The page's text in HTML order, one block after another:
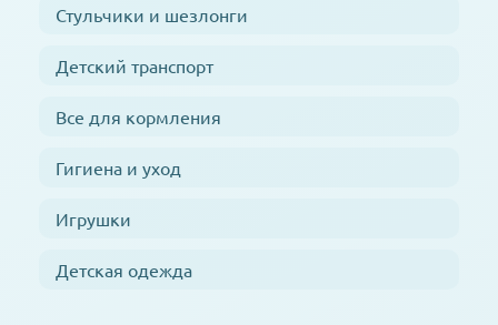
Стульчики и шезлонги
Детский транспорт
Все для кормления
Гигиена и уход
Игрушки
Детская одежда